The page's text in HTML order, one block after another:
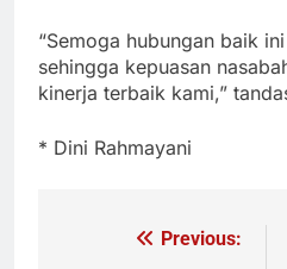
“Semoga hubungan baik
sehingga kepuasan
kinerja terbaik kami,”
* Dini Rahmayani
NavigasiPrevious: